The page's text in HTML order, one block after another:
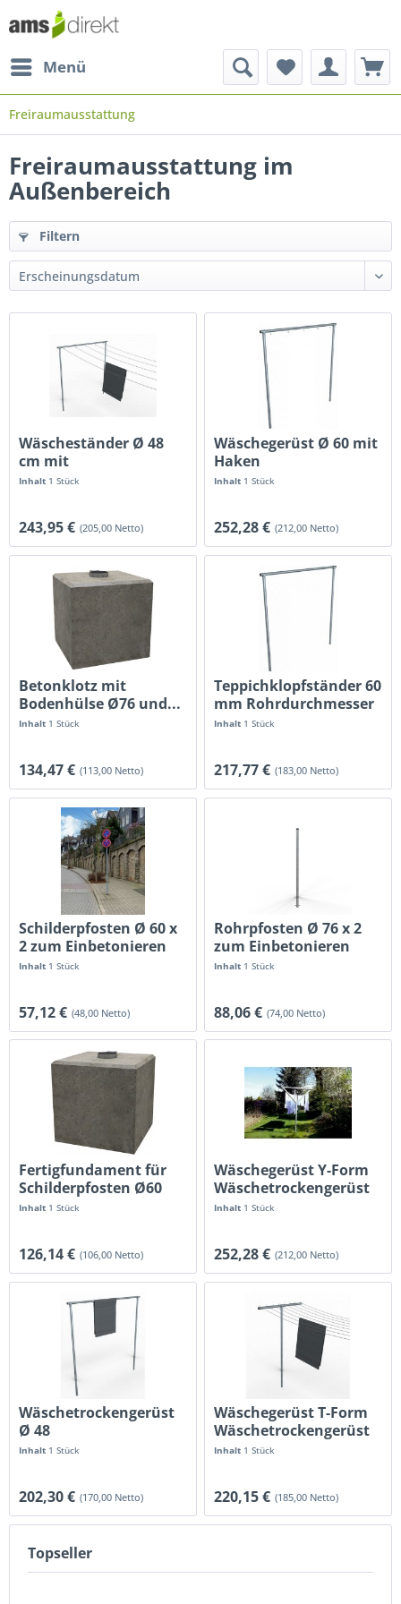
Menü
Freiraumausstattung
Freiraumausstattung im
Außenbereich
Filtern
Wäscheständer Ø 48
cm mit
Aufhängehaken
Inhalt 1 Stück
243,95 € (205,00 Netto)
Wäschegerüst Ø 60 mit
Haken
Wäschetrockengerüst
Inhalt 1 Stück
252,28 € (212,00 Netto)
Betonklotz mit
Bodenhülse Ø76 und...
Inhalt 1 Stück
134,47 € (113,00 Netto)
Teppichklopfständer 60
mm Rohrdurchmesser
Inhalt 1 Stück
217,77 € (183,00 Netto)
Schilderpfosten Ø 60 x
2 zum Einbetonieren
Inhalt 1 Stück
57,12 € (48,00 Netto)
Rohrpfosten Ø 76 x 2
zum Einbetonieren
Inhalt 1 Stück
88,06 € (74,00 Netto)
Fertigfundament für
Schilderpfosten Ø60
mm
Inhalt 1 Stück
126,14 € (106,00 Netto)
Wäschegerüst Y-Form
Wäschetrockengerüst
Inhalt 1 Stück
252,28 € (212,00 Netto)
Wäschetrockengerüst
Ø 48
Teppichklopfgerüst
Inhalt 1 Stück
202,30 € (170,00 Netto)
Wäschegerüst T-Form
Wäschetrockengerüst
Inhalt 1 Stück
220,15 € (185,00 Netto)
Topseller